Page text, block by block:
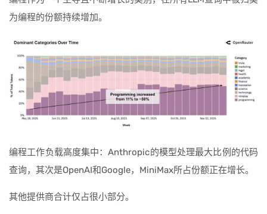
为编程的份额持续增加。
编程工作负载高度集中：Anthropic的模型处理最大比例的代码
查询，其次是OpenAI和Google，MiniMax所占份额正在增长。
其他提供商合计仅占很小部分。